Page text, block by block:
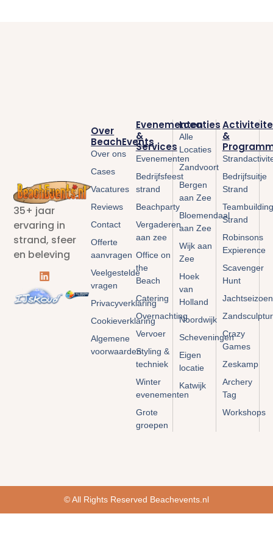
35+ jaar
ervaring in
strand, sfeer
en beleving
&
Bedrijfsuitje
Strand
Teambuilding
Strand
Robinsons
Expierence
Scavenger
Hunt
Jachtseizoen
Crazy
Games
Zeskamp
Archery
Tag
Workshops
Locaties
Alle
Locaties
Zandvoort
Bergen
aan Zee
Bloemendaal
aan Zee
Wijk aan
Zee
Hoek
van
Holland
Noordwijk
Scheveningen
Eigen
locatie
Katwijk
Evenementen
&
Services
Evenementen
Bedrijfsfeest
strand
Beachparty
Vergaderen
aan zee
Office on
the
Beach
Catering
Overnachting
Vervoer
Styling &
techniek
Winter
evenementen
Grote
groepen
Over
BeachEvents
Over ons
Cases
Vacatures
Reviews
Contact
Offerte
aanvragen
Veelgestelde
vragen
Privacyverklaring
Cookieverklaring
Algemene
voorwaarden
© All Rights Reserved Beachevents.nl